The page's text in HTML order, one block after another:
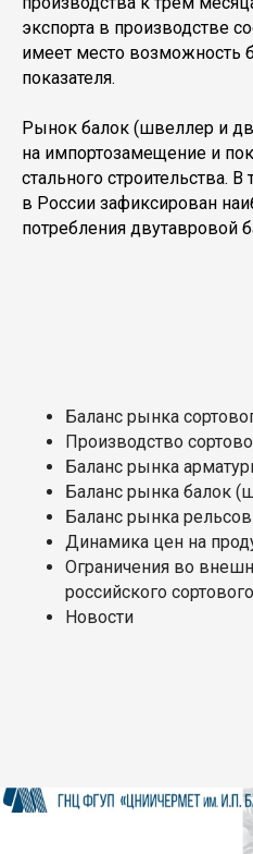
экспорта в производстве
имеет место возможность
показателя.
Рынок балок (швеллер и
на импортозамещение и
стального строительства.
в России зафиксирован
потребления двутавровой
Баланс рынка
Производство
Баланс рынка
Баланс рынка балок
Баланс рынка рельсов
Динамика цен на
Ограничения во
российского
Новости